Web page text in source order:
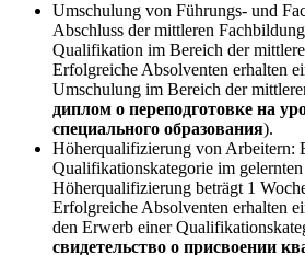
Umschulung von Führungs- und
Abschluss der mittleren
Qualifikation im Bereich der
Erfolgreiche Absolventen erhalten
Umschulung im Bereich der
диплом о переподготовке на
специального образования).
Höherqualifizierung von Arbeitern:
Qualifikationskategorie im
Höherqualifizierung beträgt 1
Erfolgreiche Absolventen erhalten
den Erwerb einer
свидетельство о присвоении